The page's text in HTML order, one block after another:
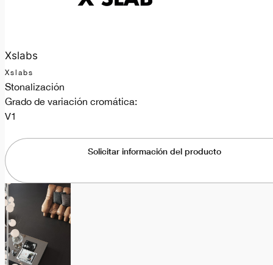
Xslabs
Xslabs
Stonalización
Grado de variación cromática:
V1
Solicitar información del producto